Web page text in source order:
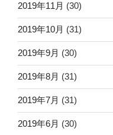
2019年11月 (30)
2019年10月 (31)
2019年9月 (30)
2019年8月 (31)
2019年7月 (31)
2019年6月 (30)